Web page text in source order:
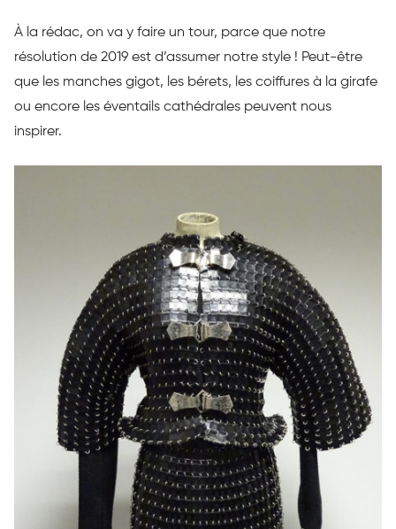
À la rédac, on va y faire un tour, parce que notre
résolution de 2019 est d’assumer notre style ! Peut-être
que les manches gigot, les bérets, les coiffures à la girafe
ou encore les éventails cathédrales peuvent nous
inspirer.